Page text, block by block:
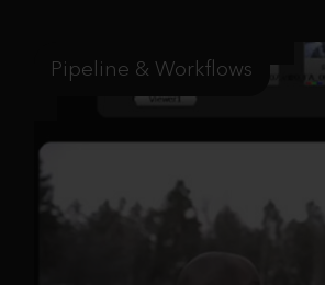
Pipeline & Workflows